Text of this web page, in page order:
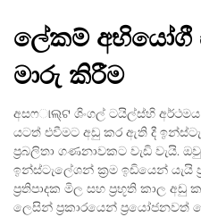
ලේකම් අභියෝගී
මාරු කිරීම
අසෆାଲ୍ଟ ශිංගල් ටයිල්ස්හි අර්ථමය
යටත් එවීමට අඩු කර ඇති දී
ප්‍රබලිතා ගණනාවකට වැඩි වැයි.
ඉන්ස්ටැලේශන් ක්‍රම ඉඩියෙන් යැයි
ප්‍රතිපාදක මිල සහ ප්‍රභූති කාල අඩු
ලෙසින් ප්‍රකාරයෙන්